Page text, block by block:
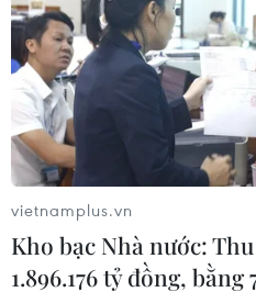
giảm lan tỏa, khi nhu cầu
động doanh nghiệp chững
trưởng tiếp tục suy yếu trong
vietnamplus.vn
Kho bạc Nhà nước:
1.896.176 tỷ đồng, bằng